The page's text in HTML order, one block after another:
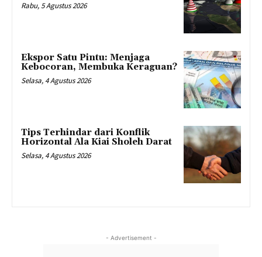
Rabu, 5 Agustus 2026
Ekspor Satu Pintu: Menjaga
Kebocoran, Membuka Keraguan?
Selasa, 4 Agustus 2026
Tips Terhindar dari Konflik
Horizontal Ala Kiai Sholeh Darat
Selasa, 4 Agustus 2026
- Advertisement -